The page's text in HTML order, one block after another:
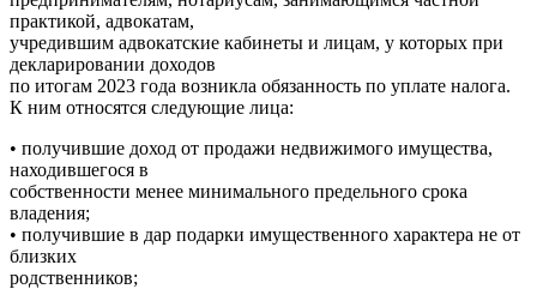
практикой, адвокатам,
учредившим адвокатские кабинеты и лицам, у которых при
декларировании доходов
по итогам 2023 года возникла обязанность по уплате налога.
К ним относятся следующие лица:
• получившие доход от продажи недвижимого имущества,
находившегося в
собственности менее минимального предельного срока
владения;
• получившие в дар подарки имущественного характера не от
близких
родственников;